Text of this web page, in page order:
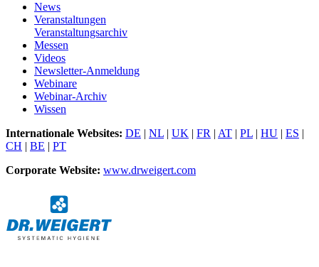
News
Veranstaltungen
Veranstaltungsarchiv
Messen
Videos
Newsletter-Anmeldung
Webinare
Webinar-Archiv
Wissen
Internationale Websites: DE | NL | UK | FR | AT | PL | HU | ES |
CH | BE | PT
Corporate Website: www.drweigert.com